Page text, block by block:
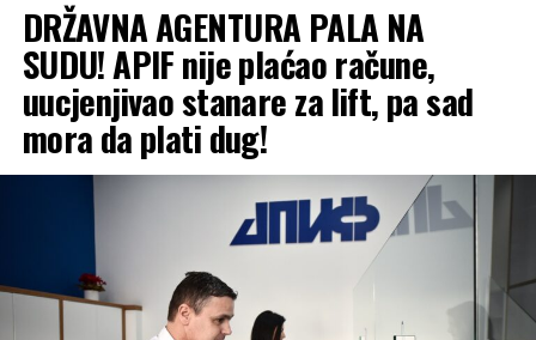
DRŽAVNA AGENTURA PALA NA
SUDU! APIF nije plaćao račune,
uucjenjivao stanare za lift, pa sad
mora da plati dug!